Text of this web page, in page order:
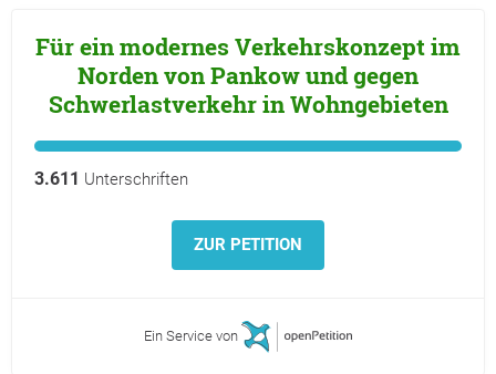
Für ein modernes Verkehrskonzept im
Norden von Pankow und gegen
Schwerlastverkehr in Wohngebieten
3.611 Unterschriften
ZUR PETITION
Ein Service von